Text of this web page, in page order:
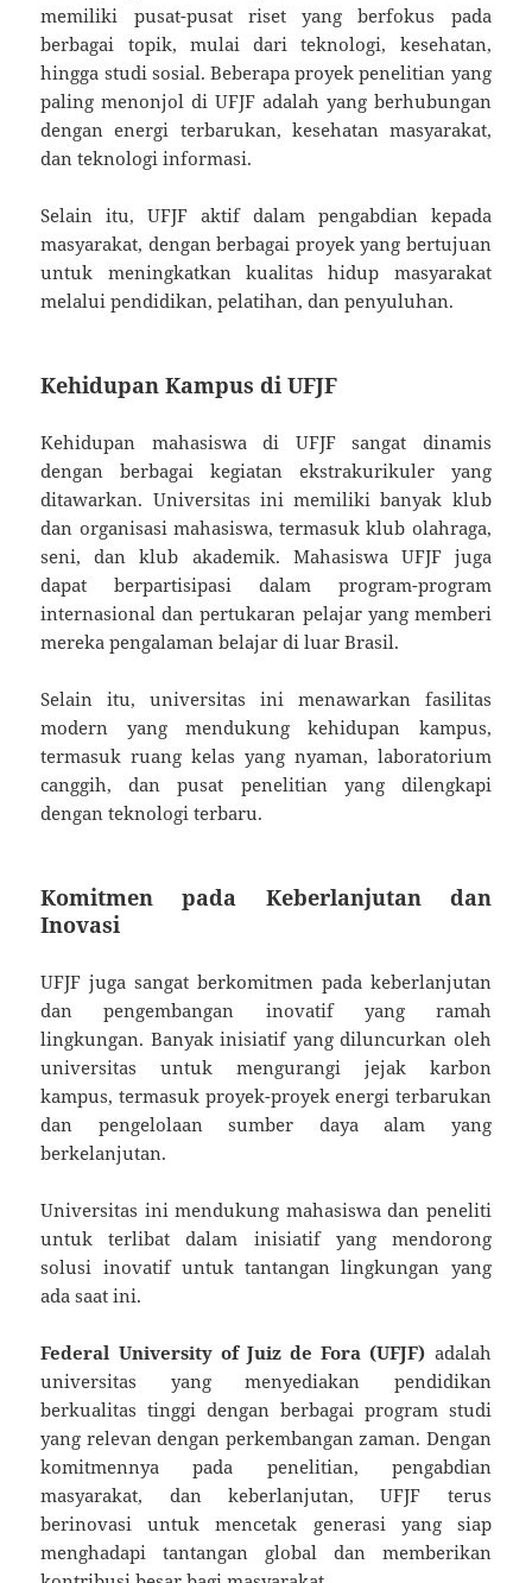
memiliki pusat-pusat riset yang berfokus pada
berbagai topik, mulai dari teknologi, kesehatan,
hingga studi sosial. Beberapa proyek penelitian yang
paling menonjol di UFJF adalah yang berhubungan
dengan energi terbarukan, kesehatan masyarakat,
dan teknologi informasi.
Selain itu, UFJF aktif dalam pengabdian kepada
masyarakat, dengan berbagai proyek yang bertujuan
untuk meningkatkan kualitas hidup masyarakat
melalui pendidikan, pelatihan, dan penyuluhan.
Kehidupan Kampus di UFJF
Kehidupan mahasiswa di UFJF sangat dinamis
dengan berbagai kegiatan ekstrakurikuler yang
ditawarkan. Universitas ini memiliki banyak klub
dan organisasi mahasiswa, termasuk klub olahraga,
seni, dan klub akademik. Mahasiswa UFJF juga
dapat berpartisipasi dalam program-program
internasional dan pertukaran pelajar yang memberi
mereka pengalaman belajar di luar Brasil.
Selain itu, universitas ini menawarkan fasilitas
modern yang mendukung kehidupan kampus,
termasuk ruang kelas yang nyaman, laboratorium
canggih, dan pusat penelitian yang dilengkapi
dengan teknologi terbaru.
Komitmen pada Keberlanjutan dan
Inovasi
UFJF juga sangat berkomitmen pada keberlanjutan
dan pengembangan inovatif yang ramah
lingkungan. Banyak inisiatif yang diluncurkan oleh
universitas untuk mengurangi jejak karbon
kampus, termasuk proyek-proyek energi terbarukan
dan pengelolaan sumber daya alam yang
berkelanjutan.
Universitas ini mendukung mahasiswa dan peneliti
untuk terlibat dalam inisiatif yang mendorong
solusi inovatif untuk tantangan lingkungan yang
ada saat ini.
Federal University of Juiz de Fora (UFJF) adalah
universitas yang menyediakan pendidikan
berkualitas tinggi dengan berbagai program studi
yang relevan dengan perkembangan zaman. Dengan
komitmennya pada penelitian, pengabdian
masyarakat, dan keberlanjutan, UFJF terus
berinovasi untuk mencetak generasi yang siap
menghadapi tantangan global dan memberikan